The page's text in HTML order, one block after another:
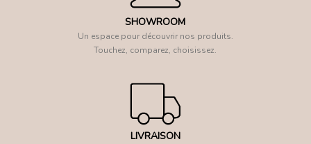
SHOWROOM
Un espace pour découvrir nos produits.
Touchez, comparez, choisissez.
LIVRAISON